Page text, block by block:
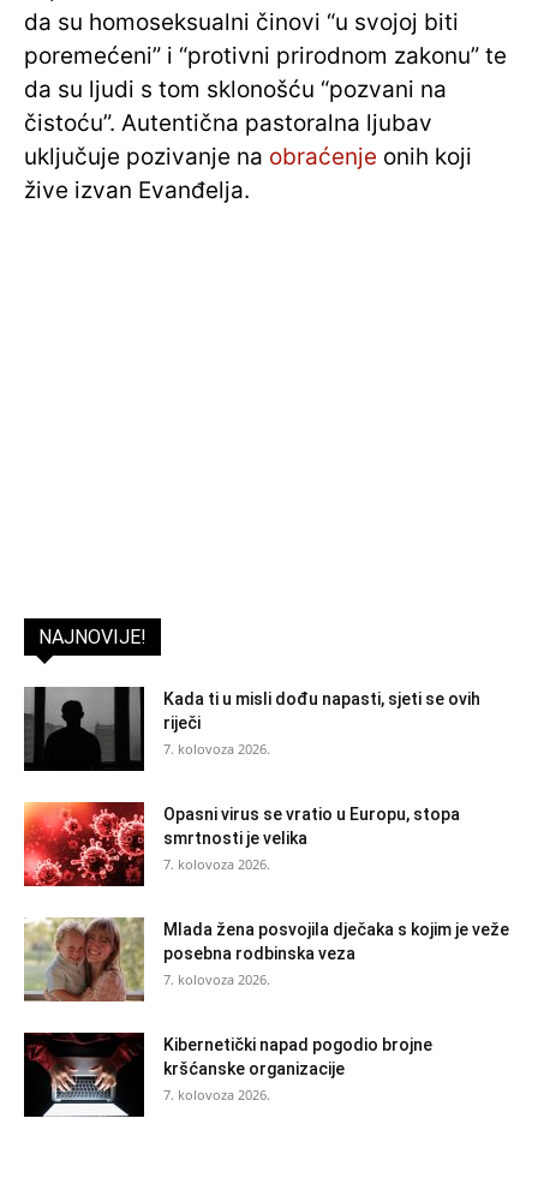
da su homoseksualni činovi “u svojoj biti
poremećeni” i “protivni prirodnom zakonu” te
da su ljudi s tom sklonošću “pozvani na
čistoću”. Autentična pastoralna ljubav
uključuje pozivanje na obraćenje onih koji
žive izvan Evanđelja.
NAJNOVIJE!
Kada ti u misli dođu napasti, sjeti se ovih
riječi
7. kolovoza 2026.
Opasni virus se vratio u Europu, stopa
smrtnosti je velika
7. kolovoza 2026.
Mlada žena posvojila dječaka s kojim je veže
posebna rodbinska veza
7. kolovoza 2026.
Kibernetički napad pogodio brojne
kršćanske organizacije
7. kolovoza 2026.